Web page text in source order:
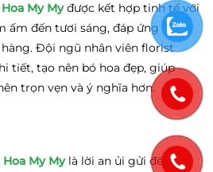
My My được kết hợp tinh tế với
ấm đến tươi sáng, đáp ứng được
Đội ngũ nhân viên florist
tiết, tạo nên bó hoa đẹp, giúp
trọn vẹn và ý nghĩa hơn.
My Mylà lời an ủi gửi đến gia